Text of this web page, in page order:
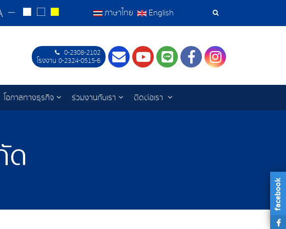
เครื่อง
ค้นหา
ภาษาไทย English
0-2308-2102
โรงงาน 0-2324-0515-6
ContactYoutube
LINEFacebookInstagram
โอกาสทางธุรกิจ ร่วมงานกับเรา ติดต่อเรา
ด
facebook